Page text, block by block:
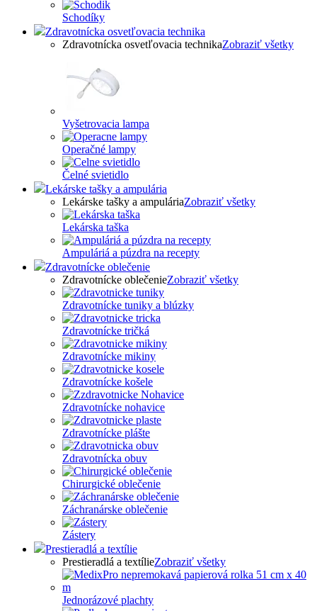
Schodíky
Zdravotnícka osvetľovacia technika
Zdravotnícka osvetľovacia technikaZobraziť všetky
Vyšetrovacia lampa
Operačné lampy
Čelné svietidlo
Lekárske tašky a ampulária
Lekárske tašky a ampuláriaZobraziť všetky
Lekárska taška
Ampuláriá a púzdra na recepty
Zdravotnícke oblečenie
Zdravotnícke oblečenieZobraziť všetky
Zdravotnícke tuniky a blúzky
Zdravotnícke tričká
Zdravotnícke mikiny
Zdravotnícke košele
Zdravotnícke nohavice
Zdravotnícke plášte
Zdravotnícka obuv
Chirurgické oblečenie
Záchranárske oblečenie
Zástery
Prestieradlá a textílie
Prestieradlá a textílieZobraziť všetky
Jednorázové plachty